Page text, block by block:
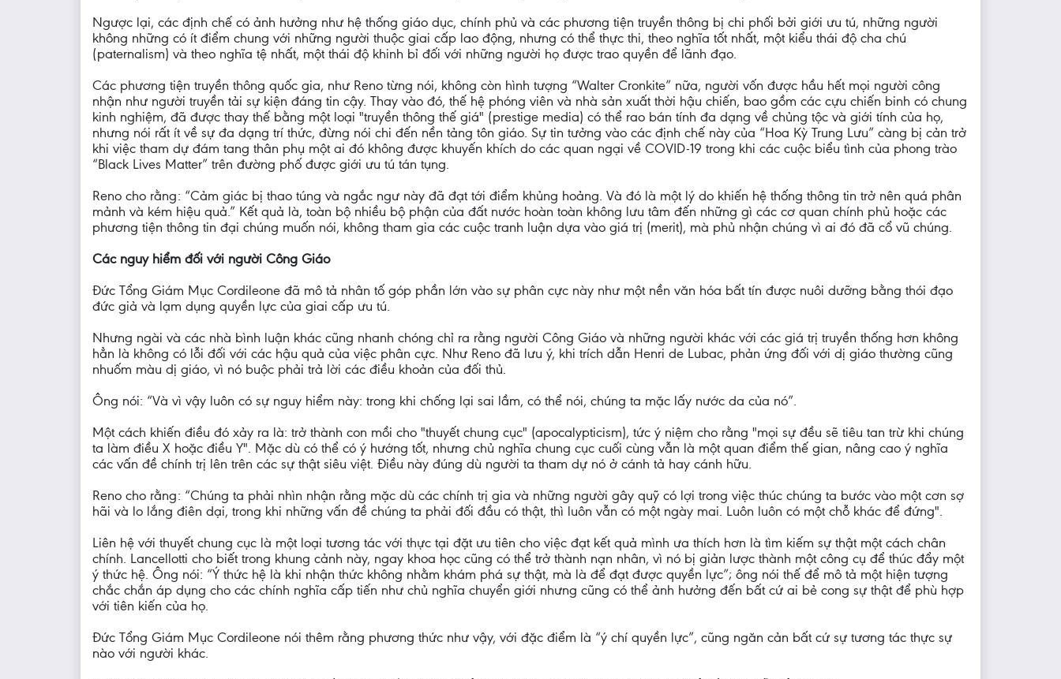
Ngược lại, các định chế có ảnh hưởng như hệ thống giáo dục, chính phủ và các phương tiện truyền thông bị chi phối bởi giới ưu tú, những người
không những có ít điểm chung với những người thuộc giai cấp lao động, nhưng có thể thực thi, theo nghĩa tốt nhất, một kiểu thái độ cha chú
(paternalism) và theo nghĩa tệ nhất, một thái độ khinh bỉ đối với những người họ được trao quyền để lãnh đạo.
Các phương tiện truyền thông quốc gia, như Reno từng nói, không còn hình tượng “Walter Cronkite” nữa, người vốn được hầu hết mọi người công
nhận như người truyền tải sự kiện đáng tin cậy. Thay vào đó, thế hệ phóng viên và nhà sản xuất thời hậu chiến, bao gồm các cựu chiến binh có chung
kinh nghiệm, đã được thay thế bằng một loại "truyền thông thế giá" (prestige media) có thể rao bán tính đa dạng về chủng tộc và giới tính của họ,
nhưng nói rất ít về sự đa dạng trí thức, đừng nói chi đến nền tảng tôn giáo. Sự tin tưởng vào các định chế này của “Hoa Kỳ Trung Lưu” càng bị cản trở
khi việc tham dự đám tang thân phụ một ai đó không được khuyến khích do các quan ngại về COVID-19 trong khi các cuộc biểu tình của phong trào
“Black Lives Matter” trên đường phố được giới ưu tú tán tụng.
Reno cho rằng: “Cảm giác bị thao túng và ngắc ngư này đã đạt tới điểm khủng hoảng. Và đó là một lý do khiến hệ thống thông tin trở nên quá phân
mảnh và kém hiệu quả.” Kết quả là, toàn bộ nhiều bộ phận của đất nước hoàn toàn không lưu tâm đến những gì các cơ quan chính phủ hoặc các
phương tiện thông tin đại chúng muốn nói, không tham gia các cuộc tranh luận dựa vào giá trị (merit), mà phủ nhận chúng vì ai đó đã cổ vũ chúng.
Các nguy hiểm đối với người Công Giáo
Đức Tổng Giám Mục Cordileone đã mô tả nhân tố góp phần lớn vào sự phân cực này như một nền văn hóa bất tín được nuôi dưỡng bằng thói đạo
đức giả và lạm dụng quyền lực của giai cấp ưu tú.
Nhưng ngài và các nhà bình luận khác cũng nhanh chóng chỉ ra rằng người Công Giáo và những người khác với các giá trị truyền thống hơn không
hẳn là không có lỗi đối với các hậu quả của việc phân cực. Như Reno đã lưu ý, khi trích dẫn Henri de Lubac, phản ứng đối với dị giáo thường cũng
nhuốm màu dị giáo, vì nó buộc phải trả lời các điều khoản của đối thủ.
Ông nói: “Và vì vậy luôn có sự nguy hiểm này: trong khi chống lại sai lầm, có thể nói, chúng ta mặc lấy nước da của nó”.
Một cách khiến điều đó xảy ra là: trở thành con mồi cho "thuyết chung cục" (apocalypticism), tức ý niệm cho rằng "mọi sự đều sẽ tiêu tan trừ khi chúng
ta làm điều X hoặc điều Y". Mặc dù có thể có ý hướng tốt, nhưng chủ nghĩa chung cục cuối cùng vẫn là một quan điểm thế gian, nâng cao ý nghĩa
các vấn đề chính trị lên trên các sự thật siêu việt. Điều này đúng dù người ta tham dự nó ở cánh tả hay cánh hữu.
Reno cho rằng: “Chúng ta phải nhìn nhận rằng mặc dù các chính trị gia và những người gây quỹ có lợi trong việc thúc chúng ta bước vào một cơn sợ
hãi và lo lắng điên dại, trong khi những vấn đề chúng ta phải đối đầu có thật, thì luôn vẫn có một ngày mai. Luôn luôn có một chỗ khác để đứng".
Liên hệ với thuyết chung cục là một loại tương tác với thực tại đặt ưu tiên cho việc đạt kết quả mình ưa thích hơn là tìm kiếm sự thật một cách chân
chính. Lancellotti cho biết trong khung cảnh này, ngay khoa học cũng có thể trở thành nạn nhân, vì nó bị giản lược thành một công cụ để thúc đẩy một
ý thức hệ. Ông nói: “Ý thức hệ là khi nhận thức không nhằm khám phá sự thật, mà là để đạt được quyền lực”; ông nói thế để mô tả một hiện tượng
chắc chắn áp dụng cho các chính nghĩa cấp tiến như chủ nghĩa chuyển giới nhưng cũng có thể ảnh hưởng đến bất cứ ai bẻ cong sự thật để phù hợp
với tiên kiến của họ.
Đức Tổng Giám Mục Cordileone nói thêm rằng phương thức như vậy, với đặc điểm là “ý chí quyền lực”, cũng ngăn cản bất cứ sự tương tác thực sự
nào với người khác.